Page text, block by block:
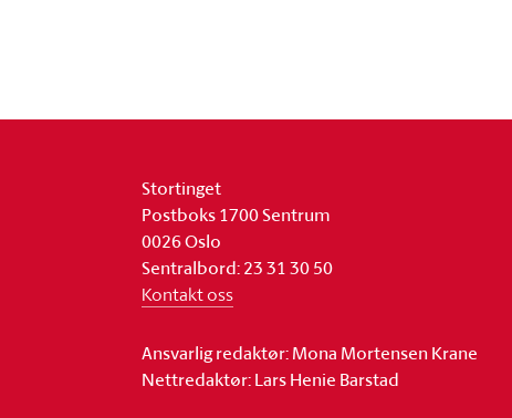
Stortinget
Postboks 1700 Sentrum
0026 Oslo
Sentralbord: 23 31 30 50
Kontakt oss
Ansvarlig redaktør: Mona Mortensen Krane
Nettredaktør: Lars Henie Barstad